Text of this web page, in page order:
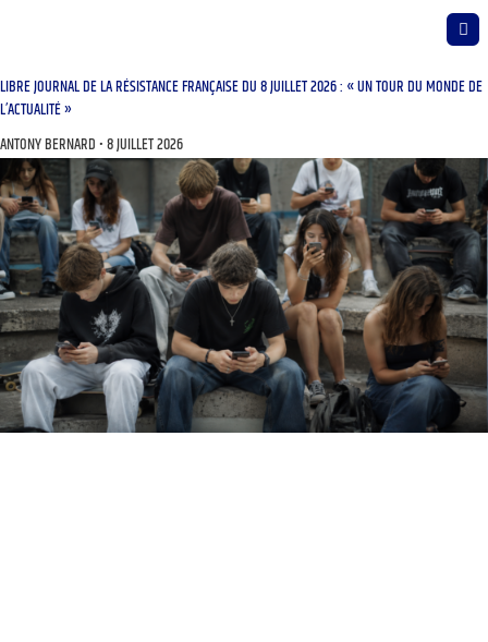
LIBRE JOURNAL DE LA RÉSISTANCE FRANÇAISE DU 8 JUILLET 2026 : « UN TOUR DU MONDE DE
L’ACTUALITÉ »
ANTONY BERNARD 8 JUILLET 2026